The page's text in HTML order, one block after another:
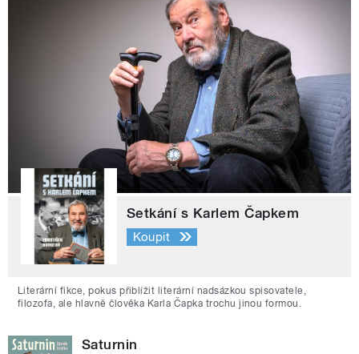
Setkání s Karlem Čapkem
Koupit
Literární fikce, pokus přiblížit literární nadsázkou spisovatele,
filozofa, ale hlavně člověka Karla Čapka trochu jinou formou.
Saturnin